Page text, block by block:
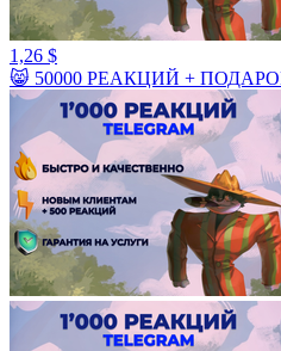
1,26 $
😸 50000 РЕАКЦИЙ +